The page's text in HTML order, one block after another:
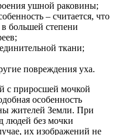
ушной раковины;
– считается, что
большей степени
ткани;
повреждения уха.
с приросшей мочкой
особенность
жителей Земли. При
людей без мочки
их изображений не